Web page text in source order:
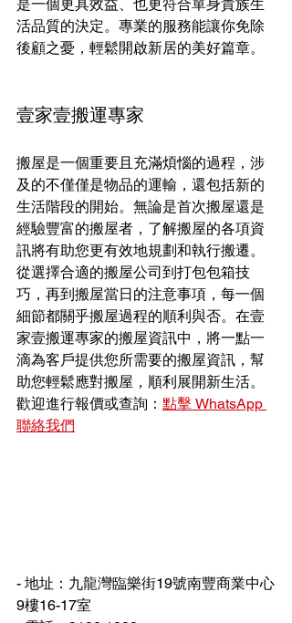
是一個更具效益、也更符合單身貴族生
活品質的決定。專業的服務能讓你免除
後顧之憂，輕鬆開啟新居的美好篇章。
壹家壹搬運專家
搬屋是一個重要且充滿煩惱的過程，涉
及的不僅僅是物品的運輸，還包括新的
生活階段的開始。無論是首次搬屋還是
經驗豐富的搬屋者，了解搬屋的各項資
訊將有助您更有效地規劃和執行搬遷。
從選擇合適的搬屋公司到打包包箱技
巧，再到搬屋當日的注意事項，每一個
細節都關乎搬屋過程的順利與否。在壹
家壹搬運專家的搬屋資訊中，將一點一
滴為客戶提供您所需要的搬屋資訊，幫
助您輕鬆應對搬屋，順利展開新生活。
歡迎進行報價或查詢： 點擊 WhatsApp
聯絡我們
- 地址：九龍灣臨樂街19號南豐商業中心
9樓16-17室